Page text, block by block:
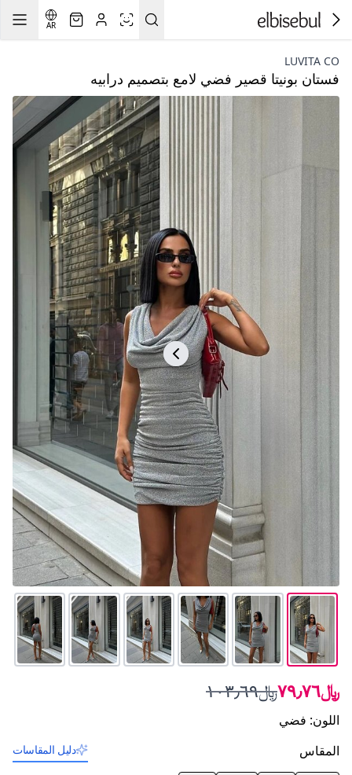
AR
LUVITA CO
فستان بونيتا قصير فضي لامع بتصميم درابيه
﷼٧٩٫٧٦ ﷼١٠٣٫٦٩
اللون: فضي
المقاس
دليل المقاسات